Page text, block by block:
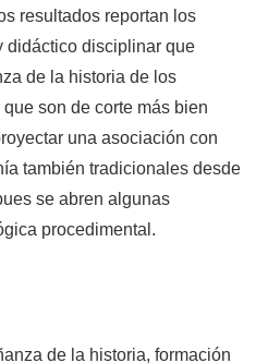
de la historia formación
resultados reportan los
didáctico disciplinar que
de la historia de los
son de corte más bien
una asociación con
también tradicionales desde
se abren algunas
procedimental.